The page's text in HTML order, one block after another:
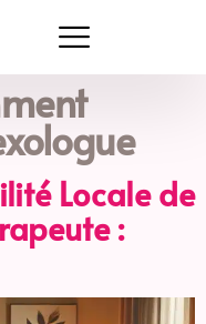
Locale de
: